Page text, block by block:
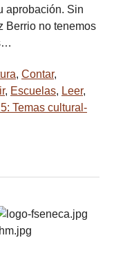
aprobación. Sin
Berrio no tenemos
, Contar,
, Escuelas, Leer,
Temas cultural-